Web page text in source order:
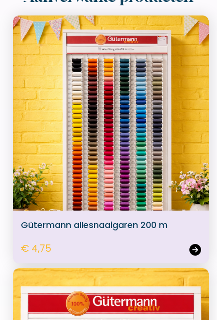
Gütermann allesnaaigaren 200 m
€ 4,75